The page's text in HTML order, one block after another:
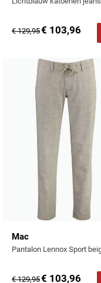
€ 129,95€ 103,96
Mac
€ 129,95€ 103,96